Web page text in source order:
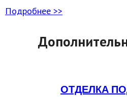
Подробнее >>
ОТДЕЛКА